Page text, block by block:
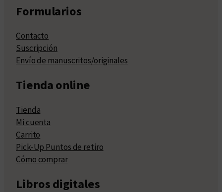
Formularios
Contacto
Suscripción
Envío de manuscritos/originales
Tienda online
Tienda
Mi cuenta
Carrito
Pick-Up Puntos de retiro
Cómo comprar
Libros digitales